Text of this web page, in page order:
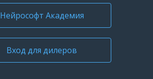
Нейрософт Академия
Вход для дилеров